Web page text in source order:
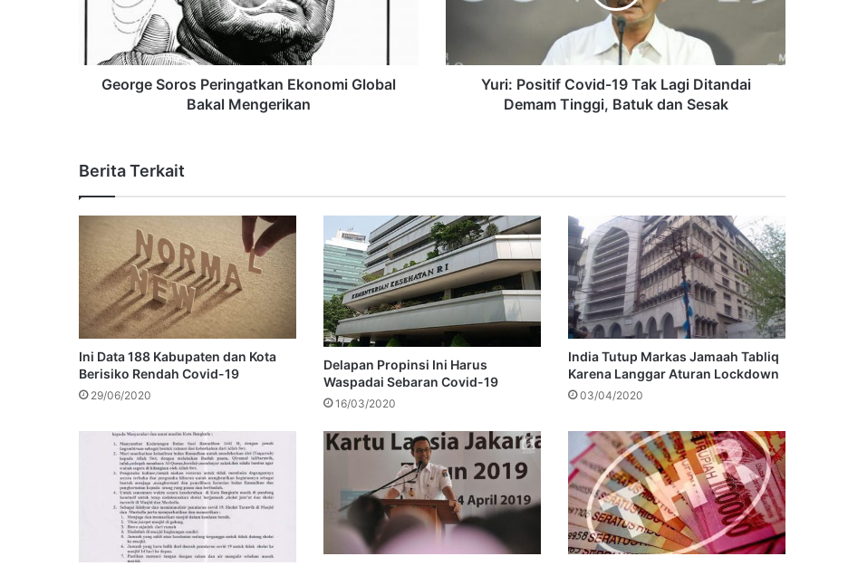
George Soros Peringatkan Ekonomi Global
Bakal Mengerikan
Yuri: Positif Covid-19 Tak Lagi Ditandai
Demam Tinggi, Batuk dan Sesak
Berita Terkait
Ini Data 188 Kabupaten dan Kota
Berisiko Rendah Covid-19
29/06/2020
Delapan Propinsi Ini Harus
Waspadai Sebaran Covid-19
16/03/2020
India Tutup Markas Jamaah Tabliq
Karena Langgar Aturan Lockdown
03/04/2020